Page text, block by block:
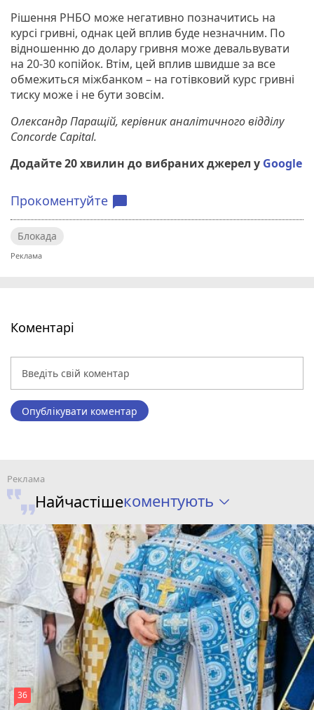
Рішення РНБО може негативно позначитись на
курсі гривні, однак цей вплив буде незначним. По
відношенню до долару гривня може девальвувати
на 20-30 копійок. Втім, цей вплив швидше за все
обмежиться міжбанком – на готівковий курс гривні
тиску може і не бути зовсім.
Олександр Паращій, керівник аналітичного відділу
Concorde Capital.
Додайте 20 хвилин до вибраних джерел у Google
Прокоментуйте chat_bubble
Блокада
Коментарі
Опублікувати коментар
Найчастішекоментують
36